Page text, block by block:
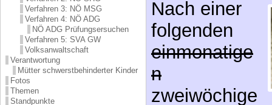
Verfahren 3: NÖ MSG
Verfahren 4: NÖ ADG
NÖ ADG Prüfungsersuchen
Verfahren 5: SVA GW
Volksanwaltschaft
Verantwortung
Mütter schwerstbehinderter Kinder
Fotos
Themen
Standpunkte
folgenden
einmonatige
n
zweiwöchige
n1